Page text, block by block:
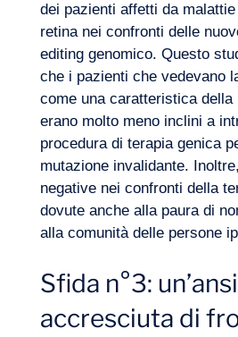
IT
dei pazienti affetti da
retina nei confronti delle
editing genomico. Questo
che i pazienti che vedevano
come una caratteristica della
erano molto meno inclini a
procedura di terapia genica
mutazione invalidante.
negative nei confronti della
dovute anche alla paura di
alla comunità delle persone
Sfida n°3:
accresciuta di